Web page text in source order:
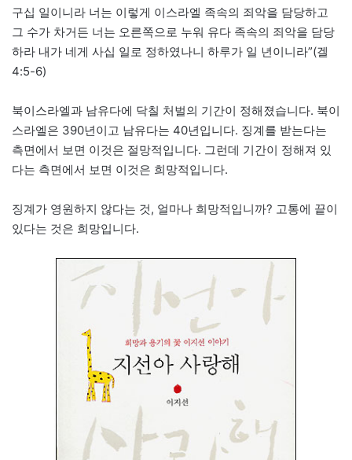
구십 일이니라 너는 이렇게 이스라엘 족속의 죄악을 담당하고
그 수가 차거든 너는 오른쪽으로 누워 유다 족속의 죄악을 담당
하라 내가 네게 사십 일로 정하였나니 하루가 일 년이니라”(겔
4:5-6)
북이스라엘과 남유다에 닥칠 처벌의 기간이 정해졌습니다. 북이
스라엘은 390년이고 남유다는 40년입니다. 징계를 받는다는
측면에서 보면 이것은 절망적입니다. 그런데 기간이 정해져 있
다는 측면에서 보면 이것은 희망적입니다.
징계가 영원하지 않다는 것, 얼마나 희망적입니까? 고통에 끝이
있다는 것은 희망입니다.